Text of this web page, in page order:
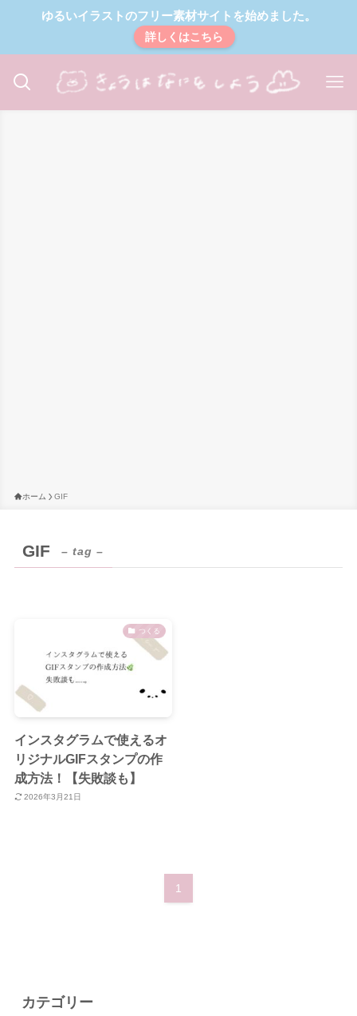
ゆるいイラストのフリー素材サイトを始めました。
詳しくはこちら
ホーム GIF
GIF – tag –
つくる
インスタグラムで使えるオ
リジナルGIFスタンプの作
成方法！【失敗談も】
2026年3月21日
1
カテゴリー